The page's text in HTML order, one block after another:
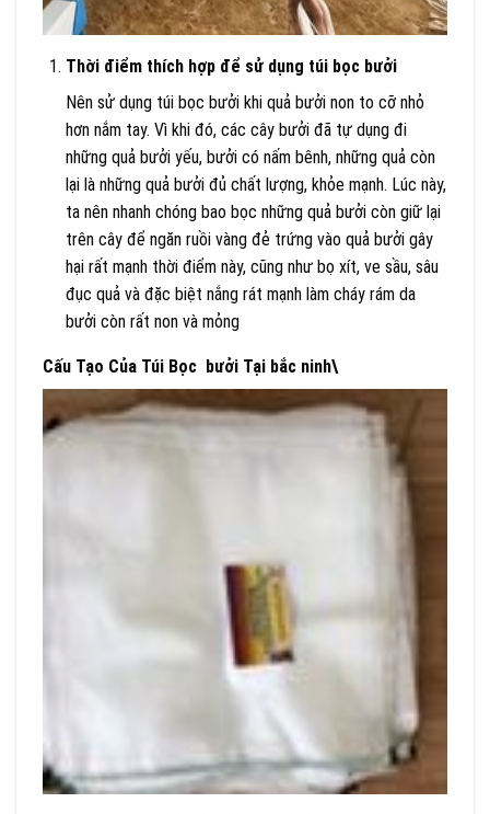
Thời điểm thích hợp để sử dụng túi bọc bưởi
Nên sử dụng túi bọc bưởi khi quả bưởi non to cỡ nhỏ
hơn nắm tay. Vì khi đó, các cây bưởi đã tự dụng đi
những quả bưởi yếu, bưởi có nấm bênh, những quả còn
lại là những quả bưởi đủ chất lượng, khỏe mạnh. Lúc này,
ta nên nhanh chóng bao bọc những quả bưởi còn giữ lại
trên cây để ngăn ruồi vàng đẻ trứng vào quả bưởi gây
hại rất mạnh thời điểm này, cũng như bọ xít, ve sầu, sâu
đục quả và đặc biệt nắng rát mạnh làm cháy rám da
bưởi còn rất non và mỏng
Cấu Tạo Của Túi Bọc bưởi Tại bắc ninh\